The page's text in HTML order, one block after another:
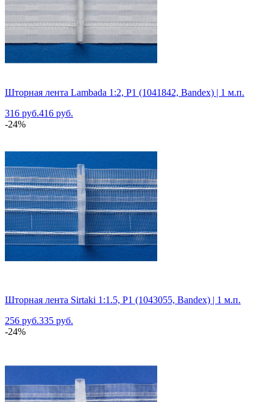
Шторная лента Lambada 1:2, P1 (1041842, Bandex) | 1 м.п.
316 руб.416 руб.
-24%
Шторная лента Sirtaki 1:1.5, P1 (1043055, Bandex) | 1 м.п.
256 руб.335 руб.
-24%